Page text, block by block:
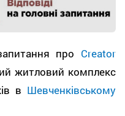
про Creator
житловий комплекс
в Шевченківському